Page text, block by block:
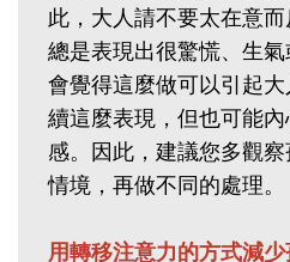
此，大人請不要太在意
總是表現出很驚慌、生
會覺得這麼做可以引起
續這麼表現，但也可能
感。因此，建議您多觀
情境，再做不同的處理。
用轉移注意力的方式減